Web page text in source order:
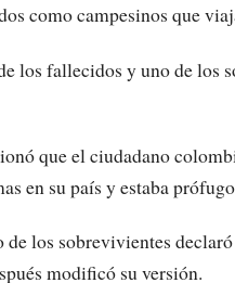
como campesinos que
los fallecidos y uno de
que el ciudadano
en su país y estaba
los sobrevivientes
modificó su versión.